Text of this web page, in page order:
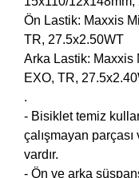
Ön Lastik: Maxxis
TR, 27.5x2.50WT
Arka Lastik: Maxxis
EXO, TR,
.
- Bisiklet temiz
çalışmayan
vardır.
- Ön ve arka